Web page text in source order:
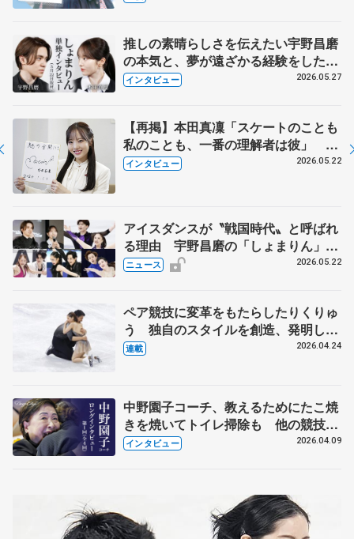
推しの素晴らしさを伝えたい宇野昌磨
の本気と、夢が遠ざかる経験をした本
田真凜の覚悟
インタビュー 2026.05.27
【再掲】本田真凜「スケートのことも
私のことも、一番の理解者は彼」 引
退時の単独インタビューで語った競技
インタビュー 2026.05.22
アイスダンスが〝戦国時代〟と呼ばれ
る理由 宇野昌磨の「しょまりん」ら
実力者が相次いで参戦 国内の競争激
ニュース 2026.05.22
ペア競技に変革をもたらしたりくりゅ
う 独自のスタイルを創造、発明した
【引退発表後②】
連載 2026.04.24
中野園子コーチ、教えるためにたこ焼
きを焼いてトイレ掃除も 他の競技に
も通用するという坂本花織の筋肉
インタビュー 2026.04.09